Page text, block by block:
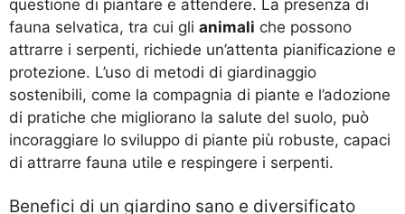
questione di piantare e attendere. La presenza di
fauna selvatica, tra cui gli animali che possono
attrarre i serpenti, richiede un’attenta pianificazione e
protezione. L’uso di metodi di giardinaggio
sostenibili, come la compagnia di piante e l’adozione
di pratiche che migliorano la salute del suolo, può
incoraggiare lo sviluppo di piante più robuste, capaci
di attrarre fauna utile e respingere i serpenti.
Benefici di un giardino sano e diversificato